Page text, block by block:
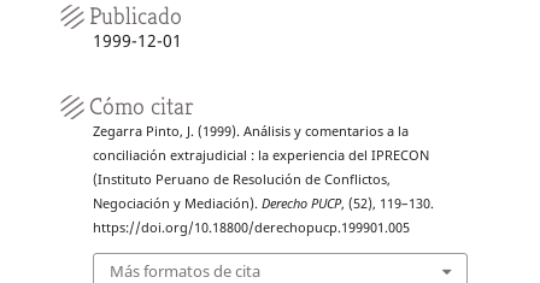
Publicado
1999-12-01
Cómo citar
Zegarra Pinto, J. (1999). Análisis y comentarios a la
conciliación extrajudicial : la experiencia del IPRECON
(Instituto Peruano de Resolución de Conflictos,
Negociación y Mediación). Derecho PUCP, (52), 119–130.
https://doi.org/10.18800/derechopucp.199901.005
Más formatos de cita